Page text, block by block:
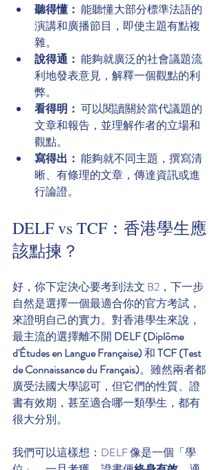
聽得懂： 能聽懂大部分標準法語的
演講和廣播節目，即使主題有點複
雜。
說得通： 能夠就廣泛的社會議題流
利地發表意見，解釋一個觀點的利
弊。
看得明： 可以閱讀關於當代議題的
文章和報告，並理解作者的立場和
觀點。
寫得出： 能夠就不同主題，撰寫清
晰、有條理的文章，傳達資訊或進
行論證。
DELF vs TCF：香港學生應
該點揀？
好，你下定決心要考到法文 B2，下一步
自然是選擇一個最適合你的官方考試，
來證明自己的實力。對香港學生來說，
最主流的選擇離不開 DELF (Diplôme
d'Études en Langue Française) 和 TCF (Test
de Connaissance du Français)。雖然兩者都
廣受法國大學認可，但它們的性質、證
書有效期，甚至適合哪一類學生，都有
很大分別。
我們可以這樣想：DELF 像是一個「學